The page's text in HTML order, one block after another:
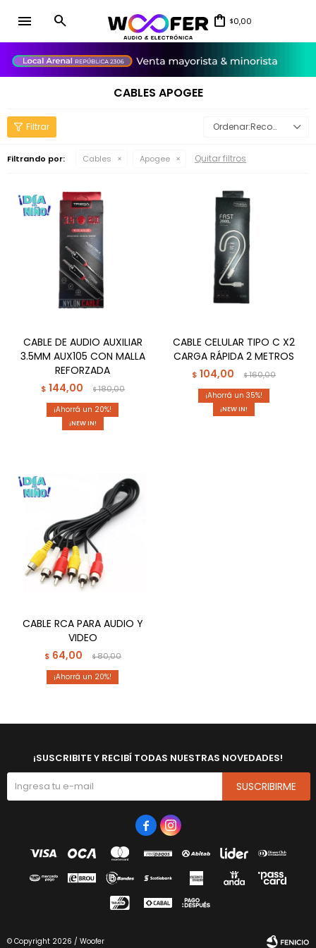
menu $0,00
CABLES APOGEE
Recomendados
Filtrando por: Cables Apogee Quitar filtros
CABLE DE AUDIO AUXILIAR
3.5MM AUX105 CON MALLA
REFORZADA
$ 144,00 $180,00
20
¡NEW IN!
CABLE CELULAR TIPO C X2
CARGA RÁPIDA 2 METROS
$ 104,00 $160,00
35
¡NEW IN!
CABLE RCA PARA AUDIO Y
VIDEO
$ 64,00 $80,00
20
¡SUSCRIBITE Y RECIBÍ TODAS NUESTRAS NOVEDADES!
SUSCRIBIRME
 
© Copyright 2026 / Woofer
close